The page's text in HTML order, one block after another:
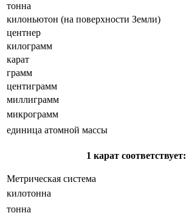
тонна
килоньютон (на поверхности Земли)
центнер
килограмм
карат
грамм
центиграмм
миллиграмм
микрограмм
единица атомной массы
1 карат соответствует:
Метрическая система
килотонна
тонна